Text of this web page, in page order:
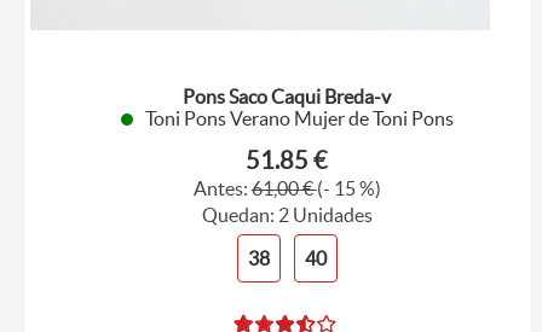
Pons Saco Caqui Breda-v
Toni Pons Verano Mujer de Toni Pons
51.85 €
Antes:61,00 €(- 15 %)
Quedan: 2 Unidades
38
40